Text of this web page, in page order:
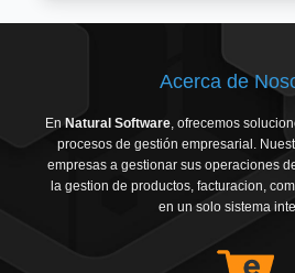
Acerca de
En Natural Software, ofrecemos
procesos de gestión empresarial.
empresas a gestionar sus operaciones
la gestion de productos, facturacion,
en un solo sistema